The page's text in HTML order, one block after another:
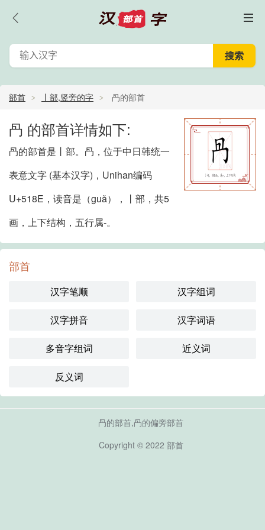
部首 丨部,竖旁的字 冎的部首
冎 的部首详情如下:
冎的部首是丨部。冎，位于中日韩统一
表意文字 (基本汉字)，Unihan编码
U+518E，读音是（guǎ），丨部，共5
画，上下结构，五行属-。
部首
汉字笔顺 汉字组词
汉字拼音 汉字词语
多音字组词 近义词
反义词
冎的部首,冎的偏旁部首
Copyright © 2022 部首